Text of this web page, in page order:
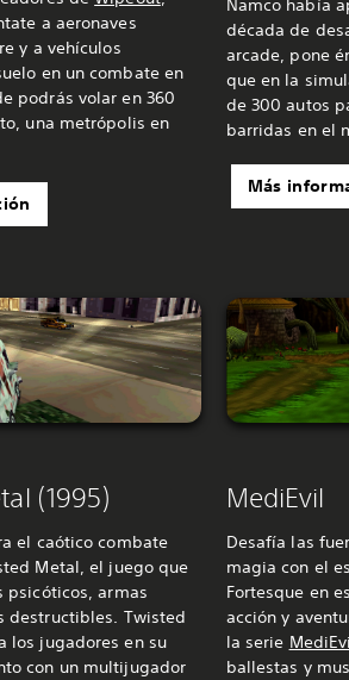
a aeronaves
y a vehículos
en un combate en
podrás volar en 360
una metrópolis en
Namco había
década de
arcade, pone
que en la
de 300 autos
barridas en el
Más
(1995)
el caótico combate
Metal, el juego que
psicóticos, armas
destructibles. Twisted
los jugadores en su
con un multijugador
MediEvil
Desafía las
magia con el
Fortesque en
acción y
la serie
ballestas y